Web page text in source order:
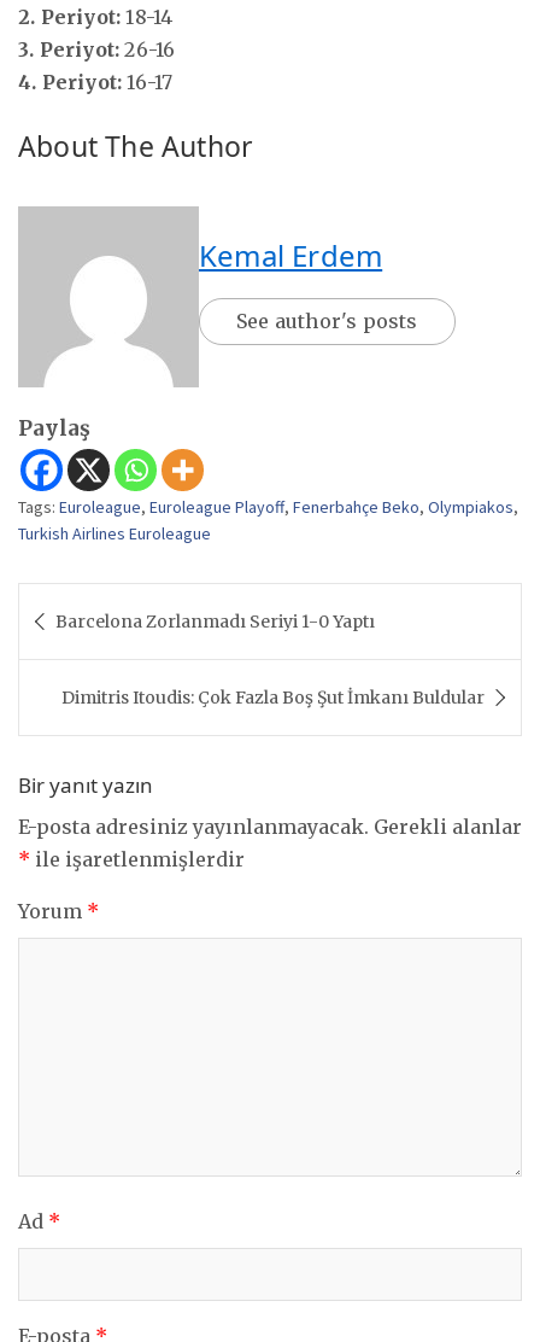
2. Periyot: 18-14
3. Periyot: 26-16
4. Periyot: 16-17
About The Author
Kemal Erdem
See author's posts
Paylaş
Tags: Euroleague, Euroleague Playoff, Fenerbahçe Beko, Olympiakos,
Turkish Airlines Euroleague
gezinmesi
Barcelona Zorlanmadı Seriyi 1-0 Yaptı
Dimitris Itoudis: Çok Fazla Boş Şut İmkanı Buldular
Bir yanıt yazın
E-posta adresiniz yayınlanmayacak. Gerekli alanlar
* ile işaretlenmişlerdir
Yorum *
Ad *
E-posta *